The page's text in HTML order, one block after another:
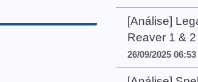
[Análise]
Reaver 1 &
26/09/2025 06:53